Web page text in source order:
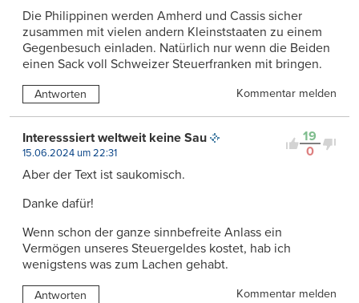
Die Philippinen werden Amherd und Cassis sicher
zusammen mit vielen andern Kleinststaaten zu einem
Gegenbesuch einladen. Natürlich nur wenn die Beiden
einen Sack voll Schweizer Steuerfranken mit bringen.
Antworten Kommentar melden
19
0
Interesssiert weltweit keine Sau
15.06.2024 um 22:31
Aber der Text ist saukomisch.
Danke dafür!
Wenn schon der ganze sinnbefreite Anlass ein
Vermögen unseres Steuergeldes kostet, hab ich
wenigstens was zum Lachen gehabt.
Antworten Kommentar melden